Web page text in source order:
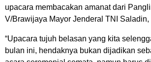
upacara membacakan amanat dari
V/Brawijaya Mayor Jenderal TNI Saladin,
“Upacara tujuh belasan yang kita
bulan ini, hendaknya bukan dijadikan